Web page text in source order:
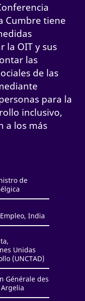
Cumbre tiene
la OIT y sus
las
de las
para la
inclusivo,
a los más
de
India
Unidas
(UNCTAD)
Générale des